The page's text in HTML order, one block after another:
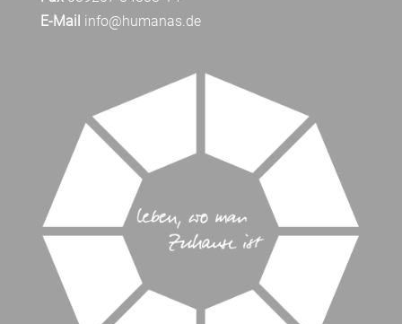
E-Mail info@humanas.de